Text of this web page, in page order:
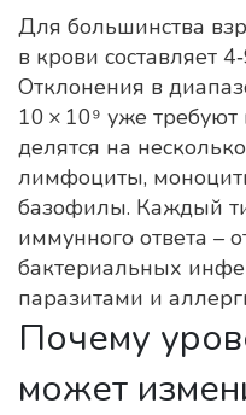
Для большинства
в крови составляет
Отклонения в
10 × 10⁹ уже
делятся на
лимфоциты,
базофилы. Каждый
иммунного ответа –
бактериальных
паразитами и
Почему
может